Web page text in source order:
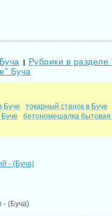
| Рубрики в
Буча
Буче
токарный станок в Буче
бетономешалка бытовая
- (Буча)
- (Буча)